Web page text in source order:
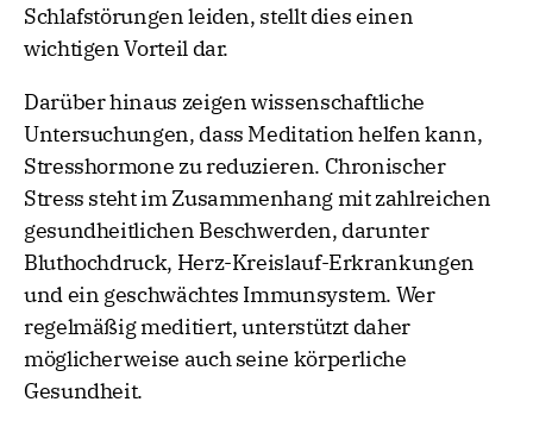
Schlafstörungen leiden, stellt dies einen
wichtigen Vorteil dar.
Darüber hinaus zeigen wissenschaftliche
Untersuchungen, dass Meditation helfen kann,
Stresshormone zu reduzieren. Chronischer
Stress steht im Zusammenhang mit zahlreichen
gesundheitlichen Beschwerden, darunter
Bluthochdruck, Herz-Kreislauf-Erkrankungen
und ein geschwächtes Immunsystem. Wer
regelmäßig meditiert, unterstützt daher
möglicherweise auch seine körperliche
Gesundheit.